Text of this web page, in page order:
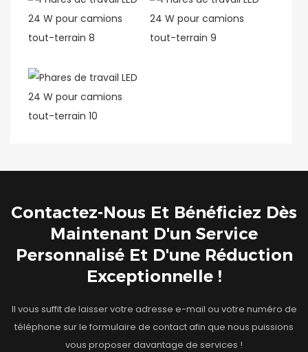
Contactez-Nous Et Bénéficiez Dès
Maintenant D'un Service
Personnalisé Et D'une Réduction
Exceptionnelle !
Il vous suffit de laisser votre adresse e-mail ou votre numéro de
téléphone sur le formulaire de contact afin que nous puissions
vous proposer davantage de services !